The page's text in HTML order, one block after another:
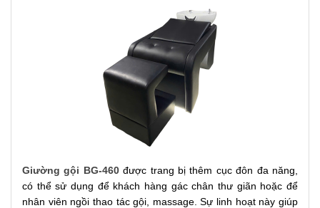
Giường gội BG-460được trang bị thêm cục đôn đa năng,
có thể sử dụng để khách hàng gác chân thư giãn hoặc để
nhân viên ngồi thao tác gội, massage. Sự linh hoạt này giúp